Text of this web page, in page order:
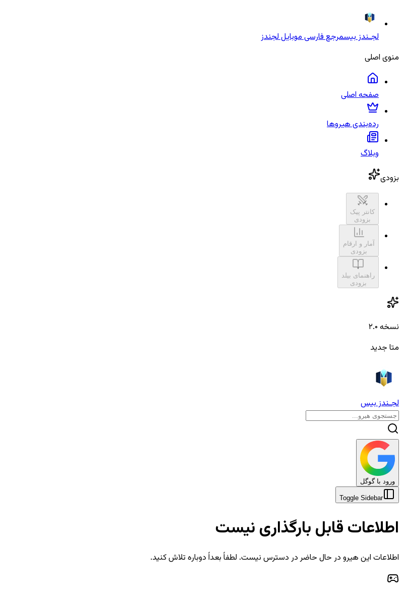
لجـندز بیسمرجع فارسی موبایل لجندز
منوی اصلی
صفحه اصلی
رده‌بندی هیروها
وبلاگ
بزودی
کانتر پیک
بزودی
آمار و ارقام
بزودی
راهنمای بیلد
بزودی
نسخه ۲.۰
متا جدید
لجـندز بیس
ورود با گوگل
Toggle Sidebar
اطلاعات قابل بارگذاری نیست
اطلاعات این هیرو در حال حاضر در دسترس نیست. لطفاً بعداً دوباره تلاش کنید.